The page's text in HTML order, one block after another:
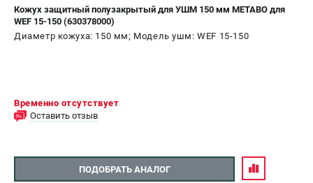
Кожух защитный полузакрытый для УШМ 150 мм METABO для
WEF 15-150 (630378000)
Диаметр кожуха: 150 мм; Модель ушм: WEF 15-150
Временно отсутствует
Оставить отзыв
ПОДОБРАТЬ АНАЛОГ